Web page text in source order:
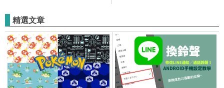
精選文章